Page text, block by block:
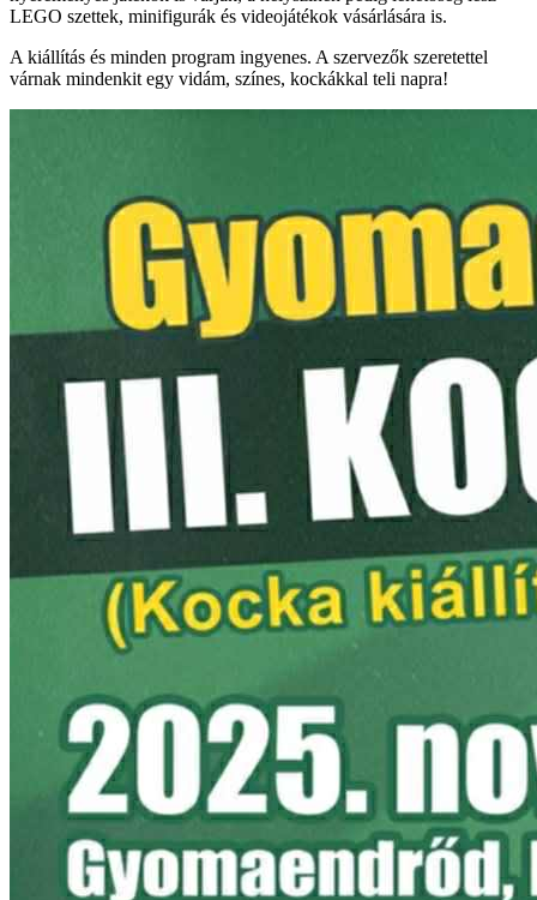
LEGO szettek, minifigurák és videojátékok vásárlására is.
A kiállítás és minden program ingyenes. A szervezők szeretettel
várnak mindenkit egy vidám, színes, kockákkal teli napra!